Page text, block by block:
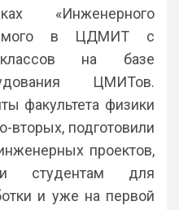
«Инженерного
в ЦДМИТ с
на базе
ЦМИТов.
факультета физики
подготовили
проектов,
студентам для
и уже на первой